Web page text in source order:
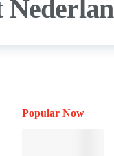
Popular Now